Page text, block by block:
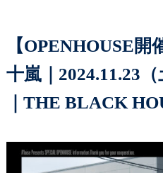
【OPENHOUSE
十嵐｜2024.11.23（
｜THE BLACK